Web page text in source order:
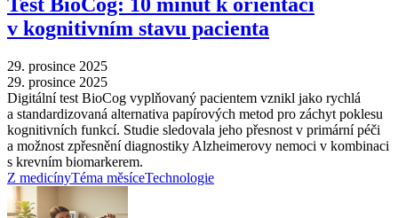
v kognitivním stavu pacienta
29. prosince 2025
29. prosince 2025
Digitální test BioCog vyplňovaný pacientem vznikl jako rychlá
a standardizovaná alternativa papírových metod pro záchyt poklesu
kognitivních funkcí. Studie sledovala jeho přesnost v primární péči
a možnost zpřesnění diagnostiky Alzheimerovy nemoci v kombinaci
s krevním biomarkerem.
Z medicínyTéma měsíceTechnologie